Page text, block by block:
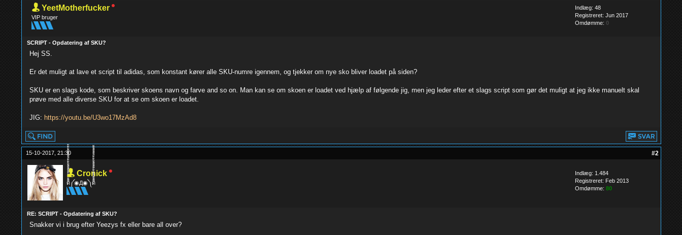
YeetMotherfucker
VIP bruger
Indlæg: 48
Registreret: Jun 2017
Omdømme: 0
SCRIPT - Opdatering af SKU?
Hej SS.
Er det muligt at lave et script til adidas, som konstant kører alle SKU-numre igennem, og tjekker om nye sko bliver loadet på siden?
SKU er en slags kode, som beskriver skoens navn og farve and so on. Man kan se om skoen er loadet ved hjælp af følgende jig, men jeg leder efter et slags script som gør det muligt at jeg ikke manuelt skal
prøve med alle diverse SKU for at se om skoen er loadet.
JIG: https://youtu.be/U3wo17MzAd8
15-10-2017, 21:30 #2
Cronick
ด็็้้้้้็็็็็้้้้้็็็็็้้้้้༼◉Д◉༽ด็็็็็้้้้้็็็็้้้้้็็็็็้้
Indlæg: 1.484
Registreret: Feb 2013
Omdømme: 80
RE: SCRIPT - Opdatering af SKU?
Snakker vi i brug efter Yeezys fx eller bare all over?